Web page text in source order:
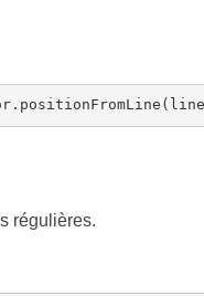
régulières.